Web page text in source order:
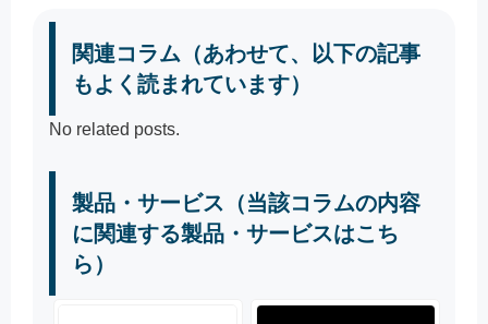
関連コラム（あわせて、以下の記事
もよく読まれています）
No related posts.
製品・サービス（当該コラムの内容
に関連する製品・サービスはこち
ら）